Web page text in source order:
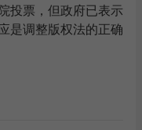
投票，但政府已表示
是调整版权法的正确